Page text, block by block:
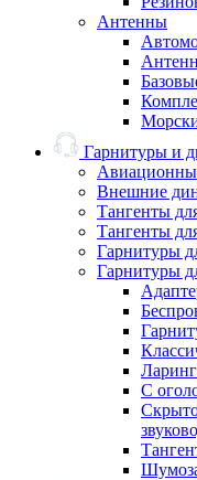
Антенны
Гарнитуры и
Внешние
Тангенты
Тангенты
Гарнитуры
Гарнитуры
С